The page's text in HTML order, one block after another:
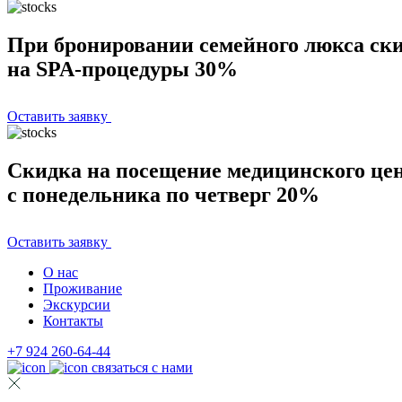
При бронировании семейного люкса
на SPA-процедуры 30%
Оставить заявку
Скидка на посещение медицинского
с понедельника по четверг 20%
Оставить заявку
О нас
Проживание
Экскурсии
Контакты
+7 924 260-64-44
связаться с нами